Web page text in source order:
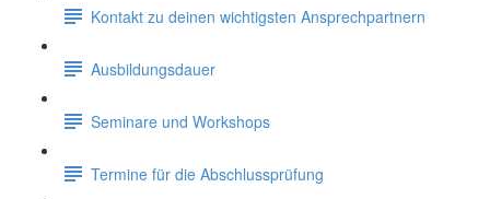
Kontakt zu deinen wichtigsten Ansprechpartnern
Ausbildungsdauer
Seminare und Workshops
Termine für die Abschlussprüfung